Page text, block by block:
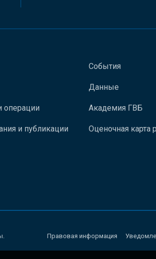
операции
и публикации
События
Данные
Академия ГВБ
Оценочная карта
Правовая информация